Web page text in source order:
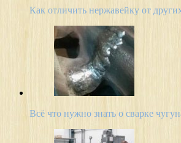
Как отличить нержавейку от
Всё что нужно знать о сварке